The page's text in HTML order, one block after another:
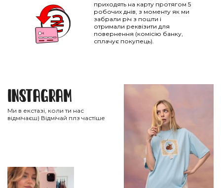
приходять на карту протягом 5
робочих днів, з моменту як ми
забрали річ з пошти і
отримали реквізити для
повернення (комісію банку,
сплачує покупець).
Instagram
Ми в екстазі, коли ти нас
відмічаєш) Відмічай плз частіше
НАПИСАТИ IВАНЦI
ТВІЙ ТАЄМНИЙ СПИСОК БАЖАНЬ